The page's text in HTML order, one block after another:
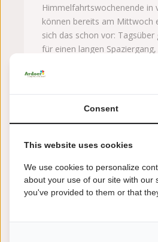
Himmelfahrtswochenende in
können bereits am Mittwoch
sich das schon vor:
für einen langen
Abends gibt es das erste
Brasserie verwöhnen. Keine
um das wunderschöne
Von:
05-05-2027
Zu:
Consent
This website uses cookies
We use cookies to personalize
about your use of our site with our
you've provided to them or that